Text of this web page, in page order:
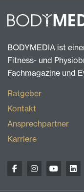
BODYMEDIA ist
Fitness- und
Fachmagazine und
Ratgeber
Kontakt
Ansprechpartner
Karriere